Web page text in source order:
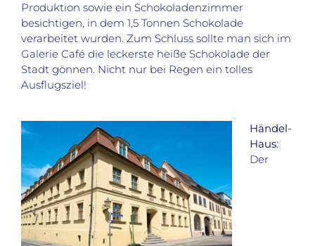
Produktion sowie ein Schokoladenzimmer
besichtigen, in dem 1,5 Tonnen Schokolade
verarbeitet wurden. Zum Schluss sollte man sich im
Galerie Café die leckerste heiße Schokolade der
Stadt gönnen. Nicht nur bei Regen ein tolles
Ausflugsziel!
Händel-
Haus:
Der